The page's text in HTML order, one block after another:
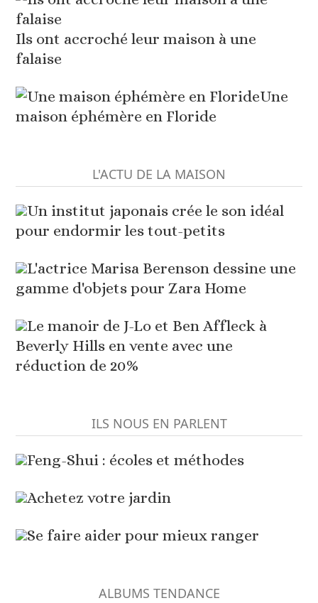
Ils ont accroché leur maison à une
falaise
Une
maison éphémère en Floride
L'ACTU DE LA MAISON
Un institut japonais crée le son idéal
pour endormir les tout-petits
L'actrice Marisa Berenson dessine une
gamme d'objets pour Zara Home
Le manoir de J-Lo et Ben Affleck à
Beverly Hills en vente avec une
réduction de 20%
ILS NOUS EN PARLENT
Feng-Shui : écoles et méthodes
Achetez votre jardin
Se faire aider pour mieux ranger
ALBUMS TENDANCE